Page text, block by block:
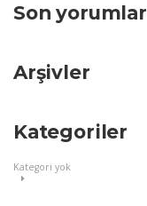
Son yorumlar
Arşivler
Kategoriler
Kategori yok